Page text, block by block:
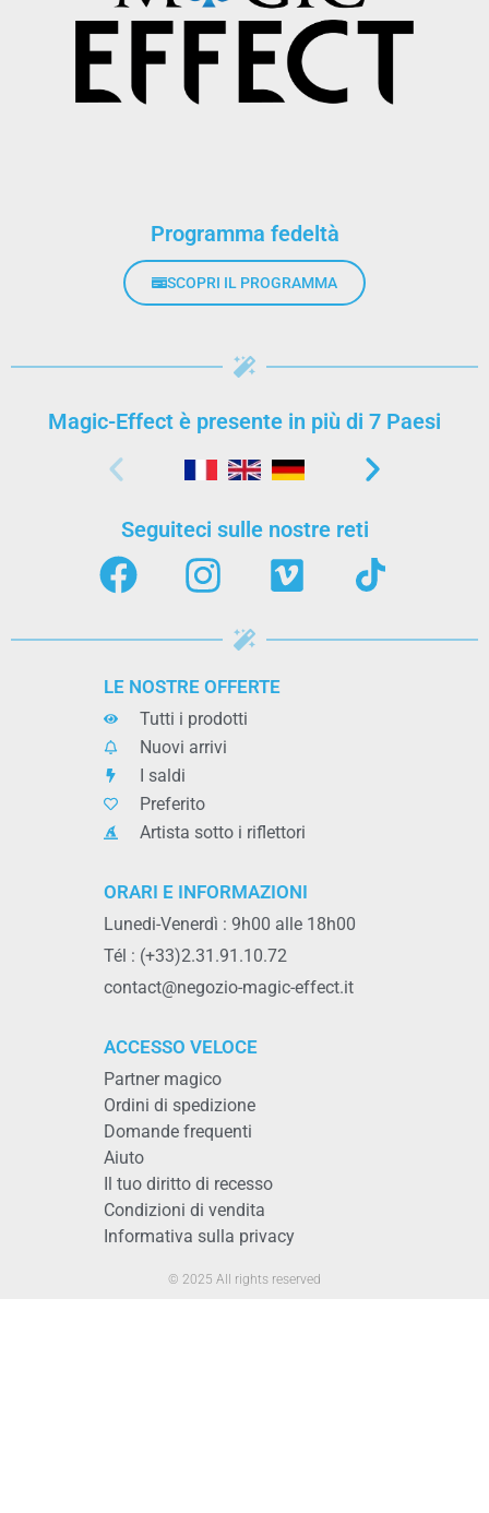
Programma fedeltà
SCOPRI IL PROGRAMMA
Magic-Effect è presente in più di 7 Paesi
Seguiteci sulle nostre reti
LE NOSTRE OFFERTE
Tutti i prodotti
Nuovi arrivi
I saldi
Preferito
Artista sotto i riflettori
ORARI E INFORMAZIONI
Lunedi-Venerdì : 9h00 alle 18h00
Tél : (+33)2.31.91.10.72
contact@negozio-magic-effect.it
ACCESSO VELOCE
Partner magico
Ordini di spedizione
Domande frequenti
Aiuto
Il tuo diritto di recesso
Condizioni di vendita
Informativa sulla privacy
© 2025 All rights reserved